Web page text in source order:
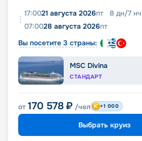
17:0021 августа 2026пт 8 дн/7 нч
07:0028 августа 2026пт
Вы посетите 3 страны:
MSC Divina
СТАНДАРТ
от 170 578 ₽ /чел +1 000
Выбрать круиз